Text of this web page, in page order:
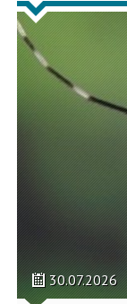
30.07.2026